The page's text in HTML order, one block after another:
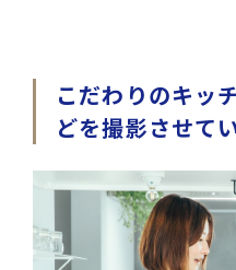
こだわりのキッ
どを撮影させて